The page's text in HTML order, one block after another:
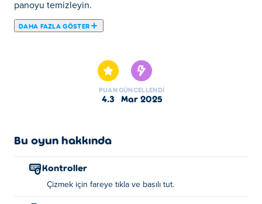
panoyu temizleyin.
DAHA FAZLA GÖSTER
tamamlayın! Mükemmel başlangıç noktasını bulun,
yolunuzu planlayın ve parmağınızı kaldırmadan veya
adımlarınızı geri çekmeden çizin. Her hareket önemlidir,
One Line Draw nasıl oynanır?
Çizmek için tıklayıp basılı tutun.
PUAN
4.3
GÜNCELLENDI
Mar 2025
Bu oyun hakkında
Kontroller
Çizmek için fareye tıkla ve basılı tut.